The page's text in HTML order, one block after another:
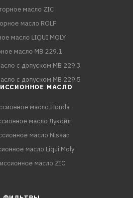
масло ZIC
масло ROLF
масло LIQUI MOLY
масло MB 229.1
с допуском MB 229.3
с допуском MB 229.5
МАСЛО
масло Honda
масло Лукойл
масло Nissan
масло Liqui Moly
масло ZIC